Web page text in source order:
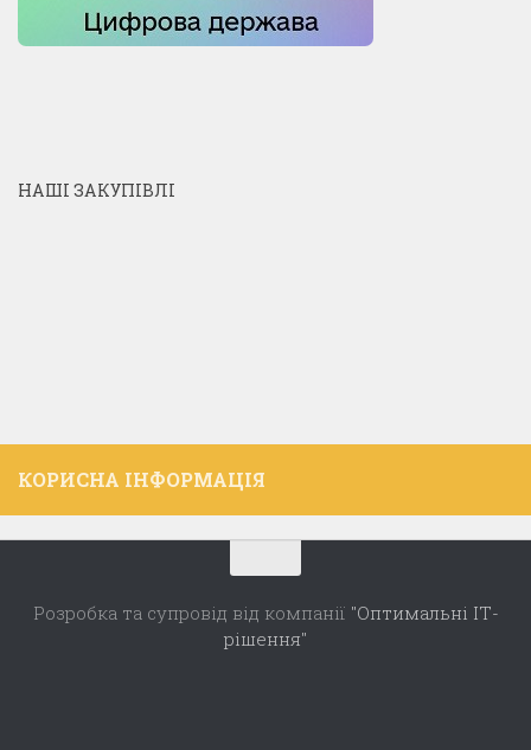
НАШІ ЗАКУПІВЛІ
КОРИСНА ІНФОРМАЦІЯ
Розробка та супровід від компанії "Оптимальні ІТ-
рішення"